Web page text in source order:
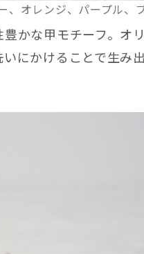
オレンジ、パープル、ブ
かな甲モチーフ。オ
にかけることで生み